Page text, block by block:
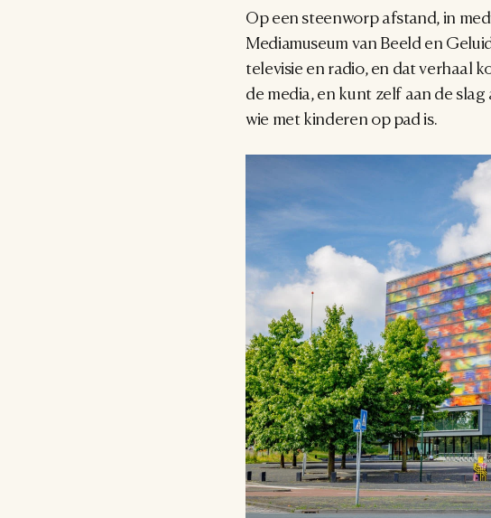
Op een steenworp afstand, in
Mediamuseum van Beeld en
televisie en radio, en dat verhaal
de media, en kunt zelf aan de
wie met kinderen op pad is.